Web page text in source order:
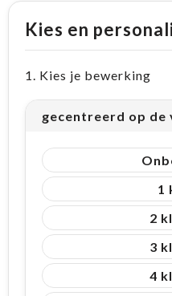
Kies en
1. Kies je bewerking
gecentreerd op de
1
2
3
4